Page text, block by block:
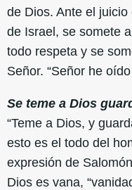
de Dios. Ante el
de Israel, se somete
todo respeta y se
Señor. “Señor he
Se teme a Dios
“Teme a Dios, y
esto es el todo del
expresión de
Dios es vana,